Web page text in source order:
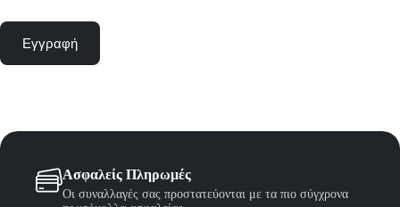
Εγγραφή
Ασφαλείς Πληρωμές
Οι συναλλαγές σας προστατεύονται με τα πιο σύγχρονα